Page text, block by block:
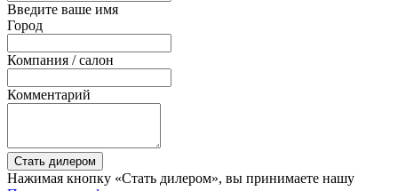
Введите ваше имя
Город
Компания / салон
Комментарий
Стать дилером
Нажимая кнопку «Стать дилером», вы принимаете нашу